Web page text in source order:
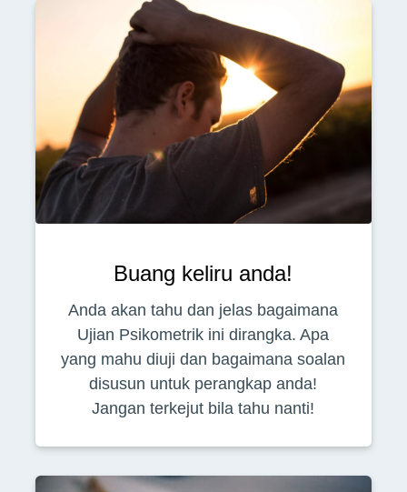
Buang keliru anda!
Anda akan tahu dan jelas bagaimana
Ujian Psikometrik ini dirangka. Apa
yang mahu diuji dan bagaimana soalan
disusun untuk perangkap anda!
Jangan terkejut bila tahu nanti!